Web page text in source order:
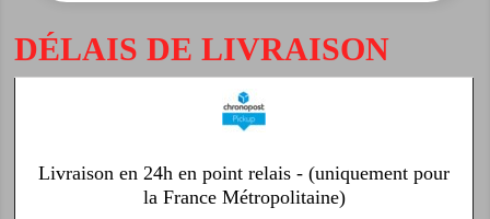
DÉLAIS DE LIVRAISON
Livraison en 24h en point relais - (uniquement pour
la France Métropolitaine)